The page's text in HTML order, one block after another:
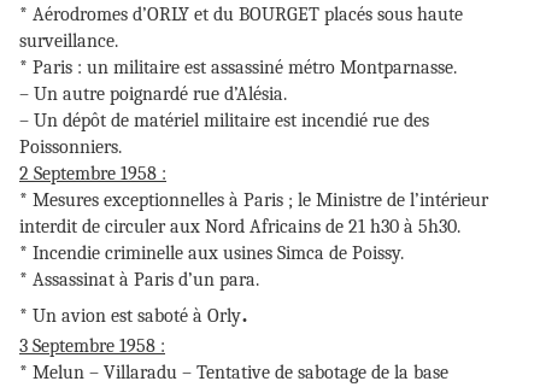
* Aérodromes d’ORLY et du BOURGET placés sous haute
surveillance.
* Paris : un militaire est assassiné métro Montparnasse.
– Un autre poignardé rue d’Alésia.
– Un dépôt de matériel militaire est incendié rue des
Poissonniers.
2 Septembre 1958 :
* Mesures exceptionnelles à Paris ; le Ministre de l’intérieur
interdit de circuler aux Nord Africains de 21 h30 à 5h30.
* Incendie criminelle aux usines Simca de Poissy.
* Assassinat à Paris d’un para.
* Un avion est saboté à Orly.
3 Septembre 1958 :
* Melun – Villaradu – Tentative de sabotage de la base